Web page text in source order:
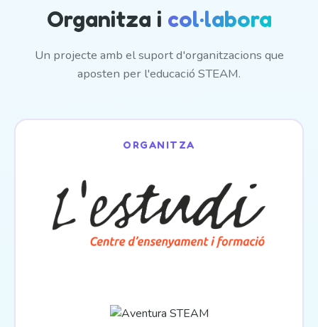
Organitza i col·labora
Un projecte amb el suport d'organitzacions que
aposten per l'educació STEAM.
ORGANITZA